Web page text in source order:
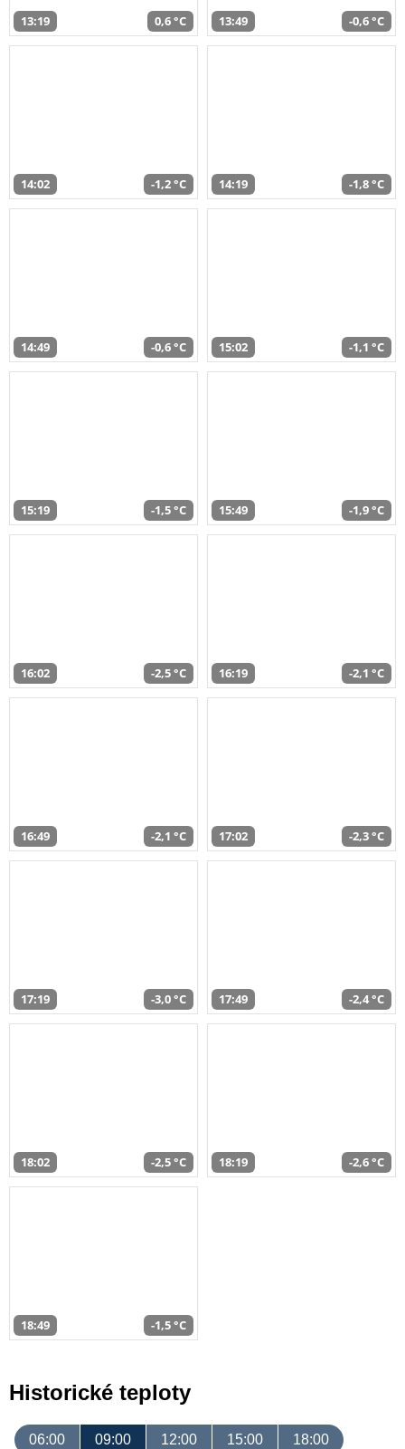
13:19 0,6 °C 13:49 -0,6 °C
14:02 -1,2 °C 14:19 -1,8 °C
14:49 -0,6 °C 15:02 -1,1 °C
15:19 -1,5 °C 15:49 -1,9 °C
16:02 -2,5 °C 16:19 -2,1 °C
16:49 -2,1 °C 17:02 -2,3 °C
17:19 -3,0 °C 17:49 -2,4 °C
18:02 -2,5 °C 18:19 -2,6 °C
18:49 -1,5 °C
Historické teploty
06:00 09:00 12:00 15:00 18:00